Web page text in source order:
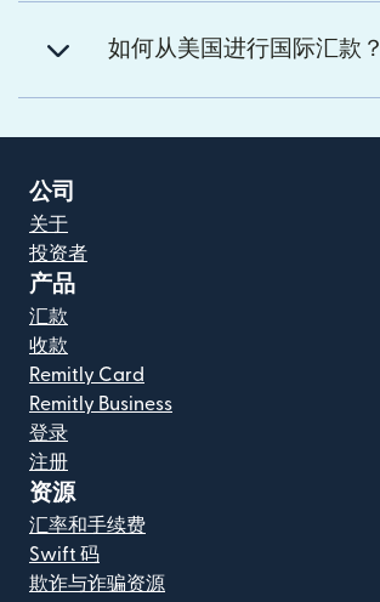
如何从美国进行国际汇款？
公司
关于
投资者
产品
汇款
收款
Remitly Card
Remitly Business
登录
注册
资源
汇率和手续费
Swift 码
欺诈与诈骗资源